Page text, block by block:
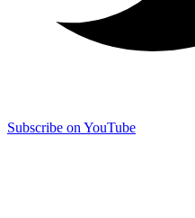
Subscribe on YouTube